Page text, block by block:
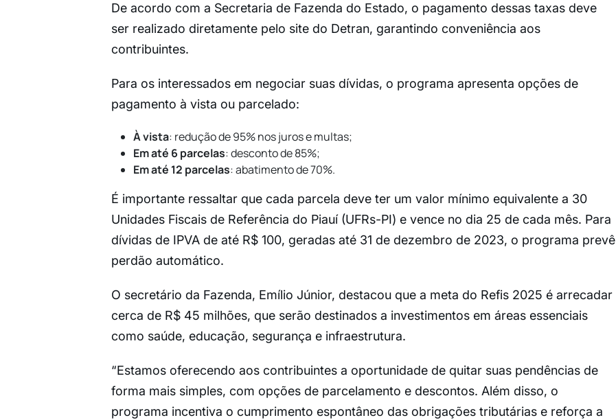
De acordo com a Secretaria de Fazenda do Estado, o pagamento dessas taxas deve
ser realizado diretamente pelo site do Detran, garantindo conveniência aos
contribuintes.
Para os interessados em negociar suas dívidas, o programa apresenta opções de
pagamento à vista ou parcelado:
À vista: redução de 95% nos juros e multas;
Em até 6 parcelas: desconto de 85%;
Em até 12 parcelas: abatimento de 70%.
É importante ressaltar que cada parcela deve ter um valor mínimo equivalente a 30
Unidades Fiscais de Referência do Piauí (UFRs-PI) e vence no dia 25 de cada mês. Para
dívidas de IPVA de até R$ 100, geradas até 31 de dezembro de 2023, o programa prevê
perdão automático.
O secretário da Fazenda, Emílio Júnior, destacou que a meta do Refis 2025 é arrecadar
cerca de R$ 45 milhões, que serão destinados a investimentos em áreas essenciais
como saúde, educação, segurança e infraestrutura.
“Estamos oferecendo aos contribuintes a oportunidade de quitar suas pendências de
forma mais simples, com opções de parcelamento e descontos. Além disso, o
programa incentiva o cumprimento espontâneo das obrigações tributárias e reforça a